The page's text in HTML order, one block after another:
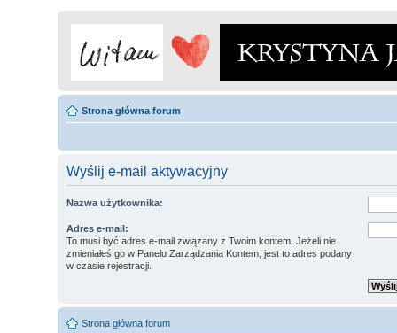
Strona główna forum
Wyślij e-mail aktywacyjny
Nazwa użytkownika:
Adres e-mail:
To musi być adres e-mail związany z Twoim kontem. Jeżeli nie
zmieniałeś go w Panelu Zarządzania Kontem, jest to adres podany
w czasie rejestracji.
Strona główna forum